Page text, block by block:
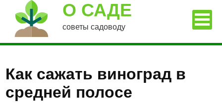
О САДЕ
советы садоводу
Как сажать виноград в
средней полосе